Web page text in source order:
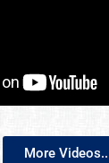
More Videos..